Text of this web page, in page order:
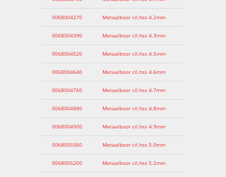
0068004270 Metaalboor cil.hss 4.2mm
0068004390 Metaalboor cil.hss 4.3mm
0068004520 Metaalboor cil.hss 4.5mm
0068004640 Metaalboor cil.hss 4.6mm
0068004760 Metaalboor cil.hss 4.7mm
0068004880 Metaalboor cil.hss 4.8mm
0068004900 Metaalboor cil.hss 4.9mm
0068005060 Metaalboor cil.hss 5.0mm
0068005200 Metaalboor cil.hss 5.2mm